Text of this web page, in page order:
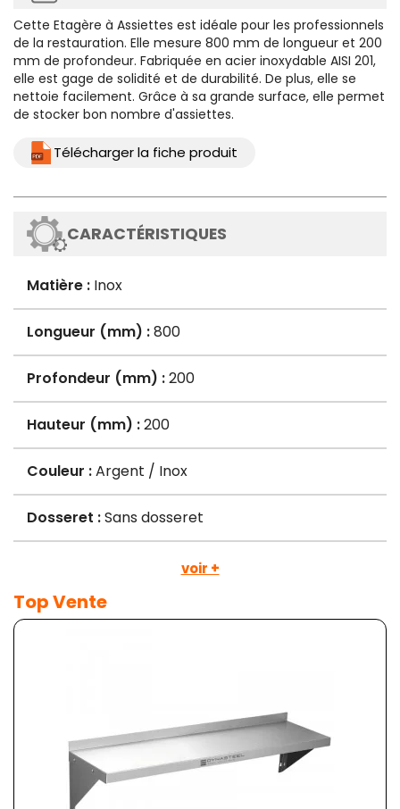
Cette Etagère à Assiettes est idéale pour les professionnels
de la restauration. Elle mesure 800 mm de longueur et 200
mm de profondeur. Fabriquée en acier inoxydable AISI 201,
elle est gage de solidité et de durabilité. De plus, elle se
nettoie facilement. Grâce à sa grande surface, elle permet
de stocker bon nombre d'assiettes.
Télécharger la fiche produit
CARACTÉRISTIQUES
Matière : Inox
Longueur (mm) :800
Profondeur (mm) :200
Hauteur (mm) :200
Couleur :Argent / Inox
Dosseret :Sans dosseret
voir +
Top Vente